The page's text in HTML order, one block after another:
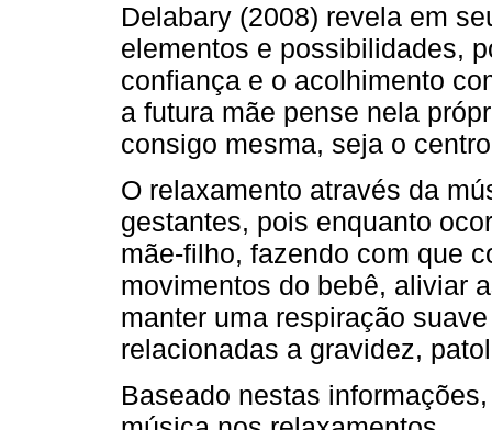
Delabary (2008) revela em
elementos e possibilidades,
confiança e o acolhimento
a futura mãe pense nela
consigo mesma, seja o
O relaxamento através da
gestantes, pois enquanto
mãe-filho, fazendo com que
movimentos do bebê, aliviar
manter uma respiração
relacionadas a gravidez,
Baseado nestas